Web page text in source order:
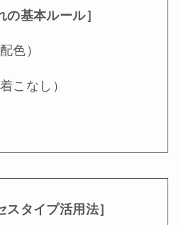
基本ルール］
色）
こなし）
タイプ活用法］